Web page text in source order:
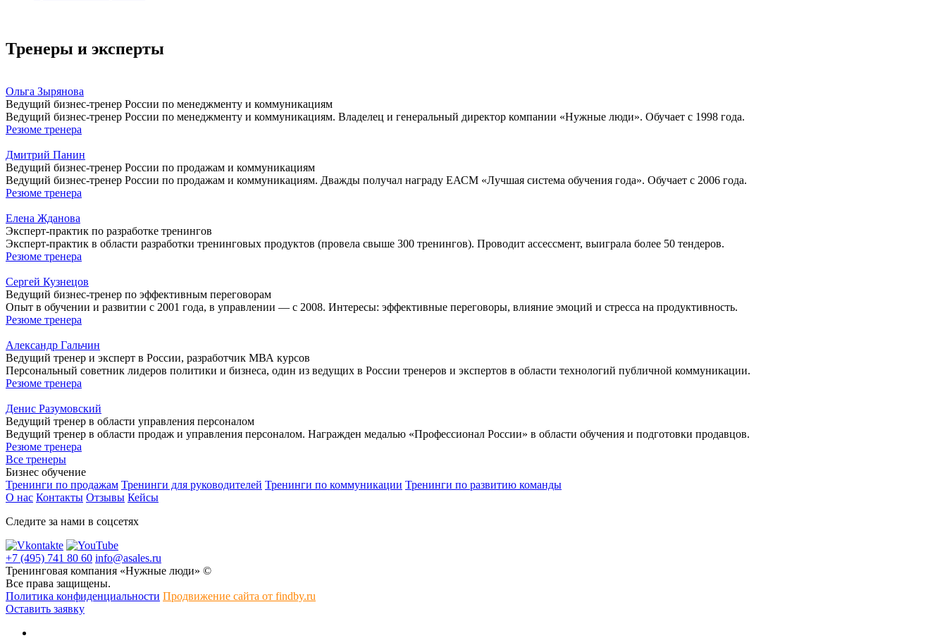
Тренеры и эксперты
Ольга Зырянова
Ведущий бизнес-тренер России по менеджменту и коммуникациям
Ведущий бизнес-тренер России по менеджменту и коммуникациям. Владелец и генеральный директор компании «Нужные люди». Обучает с 1998 года.
Резюме тренера
Дмитрий Панин
Ведущий бизнес-тренер России по продажам и коммуникациям
Ведущий бизнес-тренер России по продажам и коммуникациям. Дважды получал награду ЕАСМ «Лучшая система обучения года». Обучает с 2006 года.
Резюме тренера
Елена Жданова
Эксперт-практик по разработке тренингов
Эксперт-практик в области разработки тренинговых продуктов (провела свыше 300 тренингов). Проводит ассессмент, выиграла более 50 тендеров.
Резюме тренера
Сергей Кузнецов
Ведущий бизнес-тренер по эффективным переговорам
Опыт в обучении и развитии с 2001 года, в управлении — с 2008. Интересы: эффективные переговоры, влияние эмоций и стресса на продуктивность.
Резюме тренера
Александр Гальчин
Ведущий тренер и эксперт в России, разработчик МВА курсов
Персональный советник лидеров политики и бизнеса, один из ведущих в России тренеров и экспертов в области технологий публичной коммуникации.
Резюме тренера
Денис Разумовский
Ведущий тренер в области управления персоналом
Ведущий тренер в области продаж и управления персоналом. Награжден медалью «Профессионал России» в области обучения и подготовки продавцов.
Резюме тренера
Все тренеры
Бизнес обучение
Тренинги по продажам Тренинги для руководителей Тренинги по коммуникации Тренинги по развитию команды
О нас Контакты Отзывы Кейсы
Следите за нами в соцсетях
+7 (495) 741 80 60 info@asales.ru
Тренинговая компания «Нужные люди» ©
Все права защищены.
Политика конфиденциальности Продвижение сайта от findby.ru
Оставить заявку